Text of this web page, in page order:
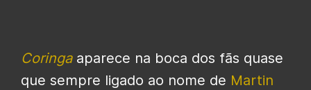
Coringa aparece na boca dos fãs quase
que sempre ligado ao nome de Martin